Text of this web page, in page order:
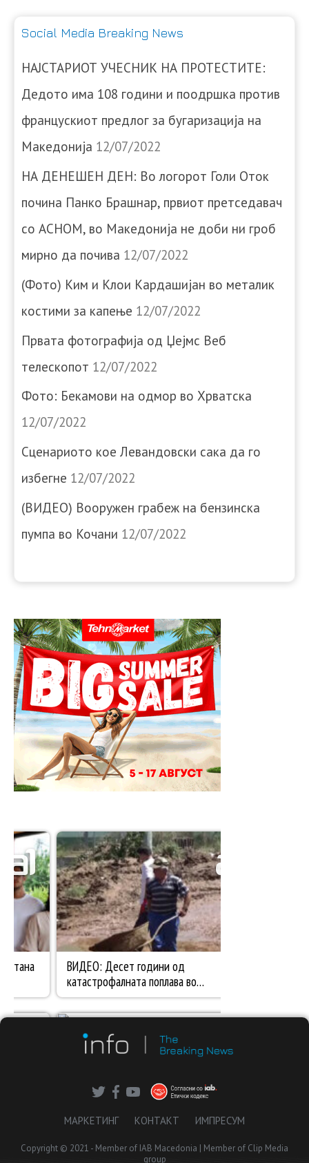
Social Media Breaking News
НАЈСТАРИОТ УЧЕСНИК НА ПРОТЕСТИТЕ:
Дедото има 108 години и поодршка против
францускиот предлог за бугаризација на
Македонија 12/07/2022
НА ДЕНЕШЕН ДЕН: Во логорот Голи Оток
почина Панко Брашнар, првиот претседавач
со АСНОМ, во Македонија не доби ни гроб
мирно да почива 12/07/2022
(Фото) Ким и Клои Кардашијан во металик
костими за капење 12/07/2022
Првата фотографија од Џејмс Веб
телескопот 12/07/2022
Фото: Бекамови на одмор во Хрватска
12/07/2022
Сценариото кое Левандовски сака да го
избегне 12/07/2022
(ВИДЕО) Вооружен грабеж на бензинска
пумпа во Кочани 12/07/2022
МАРКЕТИНГ КОНТАКТ ИМПРЕСУМ
Copyright © 2021 - Member of IAB Macedonia | Member of Clip Media
group